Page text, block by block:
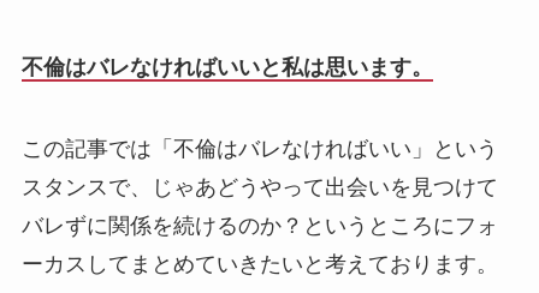
不倫はバレなければいいと私は思います。
この記事では「不倫はバレなければいい」という
スタンスで、じゃあどうやって出会いを見つけて
バレずに関係を続けるのか？というところにフォ
ーカスしてまとめていきたいと考えております。